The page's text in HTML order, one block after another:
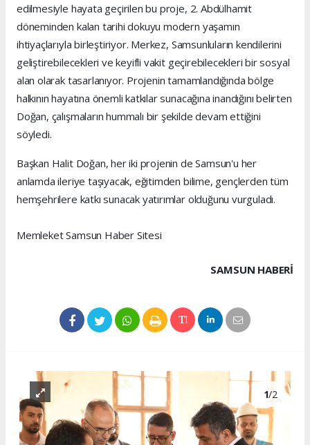
edilmesiyle hayata geçirilen bu proje, 2. Abdülhamit
döneminden kalan tarihi dokuyu modern yaşamın
ihtiyaçlarıyla birleştiriyor. Merkez, Samsunluların kendilerini
geliştirebilecekleri ve keyifli vakit geçirebilecekleri bir sosyal
alan olarak tasarlanıyor. Projenin tamamlandığında bölge
halkının hayatına önemli katkılar sunacağına inandığını belirten
Doğan, çalışmaların hummalı bir şekilde devam ettiğini
söyledi.
Başkan Halit Doğan, her iki projenin de Samsun'u her
anlamda ileriye taşıyacak, eğitimden bilime, gençlerden tüm
hemşehrilere katkı sunacak yatırımlar olduğunu vurguladı.
Memleket Samsun Haber Sitesi
SAMSUN HABERİ
1/2